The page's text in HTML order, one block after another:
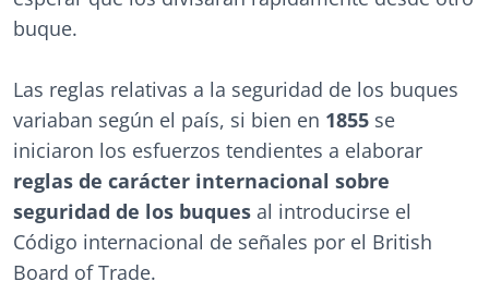
buque.
Las reglas relativas a la seguridad de los buques
variaban según el país, si bien en 1855 se
iniciaron los esfuerzos tendientes a elaborar
reglas de carácter internacional sobre
seguridad de los buques al introducirse el
Código internacional de señales por el British
Board of Trade.